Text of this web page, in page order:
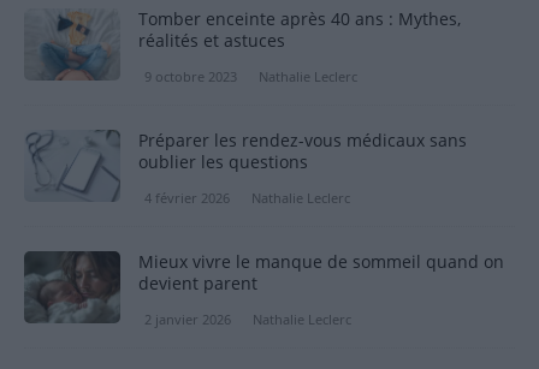
Tomber enceinte après 40 ans : Mythes,
réalités et astuces
9 octobre 2023 Nathalie Leclerc
Préparer les rendez-vous médicaux sans
oublier les questions
4 février 2026 Nathalie Leclerc
Mieux vivre le manque de sommeil quand on
devient parent
2 janvier 2026 Nathalie Leclerc